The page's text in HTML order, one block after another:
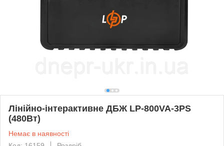
Лінійно-інтерактивне ДБЖ LP-800VA-3PS
(480Вт)
Немає в наявності